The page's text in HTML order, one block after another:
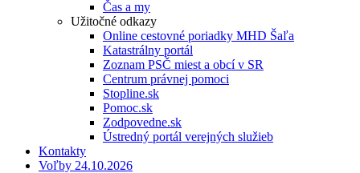
Čas a my
Užitočné odkazy
Online cestovné poriadky MHD Šaľa
Katastrálny portál
Zoznam PSČ miest a obcí v SR
Centrum právnej pomoci
Stopline.sk
Pomoc.sk
Zodpovedne.sk
Ústredný portál verejných služieb
Kontakty
Voľby 24.10.2026